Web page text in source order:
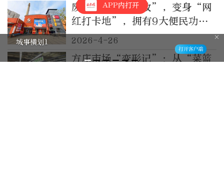
废弃储煤场“爆改”，变身“网
红打卡地”，拥有9大便民功
能！
2026-4-26
方庄市场“变形记”：从“菜篮
APP内打开
城事横划1